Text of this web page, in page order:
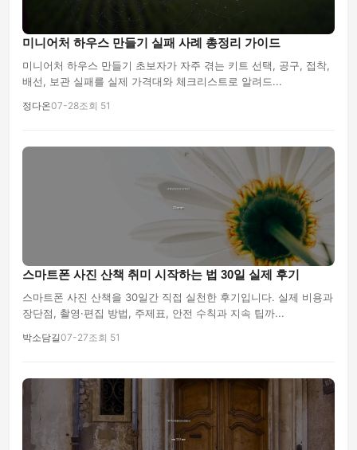
미니어처 하우스 만들기 실패 사례 총정리 가이드
미니어처 하우스 만들기 초보자가 자주 겪는 키트 선택, 공구, 접착,
배선, 보관 실패를 실제 가격대와 체크리스트로 알려드...
정다온07-28조회 51
스마트폰 사진 산책 취미 시작하는 법 30일 실제 후기
스마트폰 사진 산책을 30일간 직접 실천한 후기입니다. 실제 비용과
장단점, 촬영·편집 방법, 주제표, 안전 수칙과 지속 팁까...
박소담길07-27조회 51